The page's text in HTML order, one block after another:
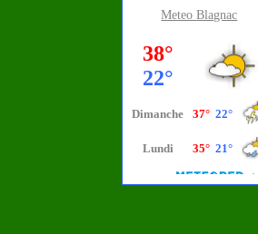
MeteoBlagnac